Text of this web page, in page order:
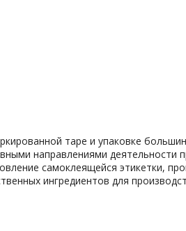
таре и упаковке
направлениями деятельности
самоклеящейся этикетки,
ингредиентов для